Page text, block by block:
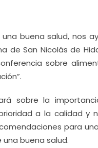
buena salud, nos
de San Nicolás de
sobre
sobre la
a la calidad y
para
buena salud.